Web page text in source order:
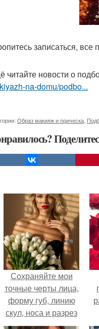
записаться,
читайте новости о
na-domu/podbo...
Образ макияж и прическа
Сохраняйте мои
точные черты лица,
форму губ, линию
скул, носа и разрез
глаз.